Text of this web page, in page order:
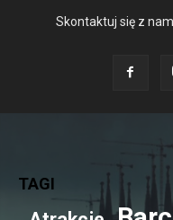
Skontaktuj się z
TAGI